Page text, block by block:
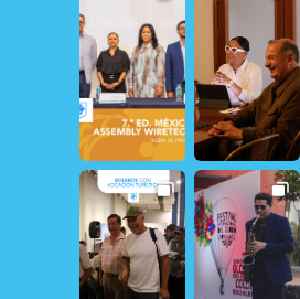
17 0 24 0